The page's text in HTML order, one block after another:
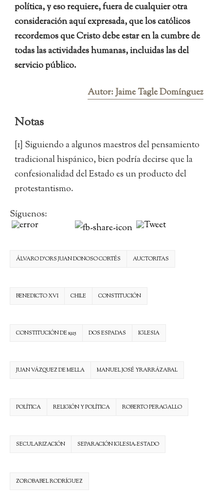
política, y eso requiere, fuera de cualquier otra
consideración aquí expresada, que los católicos
recordemos que Cristo debe estar en la cumbre de
todas las actividades humanas, incluidas las del
servicio público.
Autor: Jaime Tagle Domínguez
Notas
[1] Siguiendo a algunos maestros del pensamiento
tradicional hispánico, bien podría decirse que la
confesionalidad del Estado es un producto del
protestantismo.
Síguenos:
ÁLVARO D’ORS JUAN DONOSO CORTÉS AUCTORITAS
BENEDICTO XVI CHILE CONSTITUCIÓN
CONSTITUCIÓN DE 1925 DOS ESPADAS IGLESIA
JUAN VÁZQUEZ DE MELLA MANUEL JOSÉ YRARRÁZABAL
POLÍTICA RELIGIÓN Y POLÍTICA ROBERTO PERAGALLO
SECULARIZACIÓN SEPARACIÓN IGLESIA-ESTADO
ZOROBABEL RODRÍGUEZ